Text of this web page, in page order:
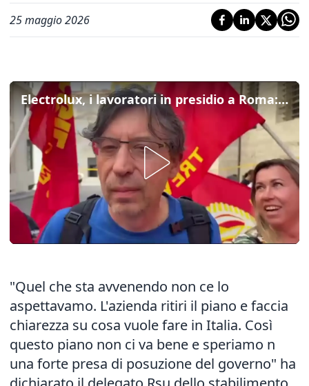
25 maggio 2026
Electrolux, i lavoratori in presidio a Roma: "L'azienda ritiri il piano, è una bomba sociale"
"Quel che sta avvenendo non ce lo
aspettavamo. L'azienda ritiri il piano e faccia
chiarezza su cosa vuole fare in Italia. Così
questo piano non ci va bene e speriamo n
una forte presa di posuzione del governo" ha